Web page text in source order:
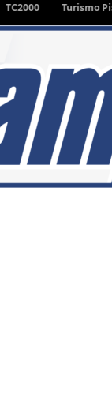
Turismo Pista